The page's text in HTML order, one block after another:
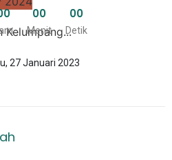
Kelumpang...
27 Januari 2023
0 00
Menit
00
Detik